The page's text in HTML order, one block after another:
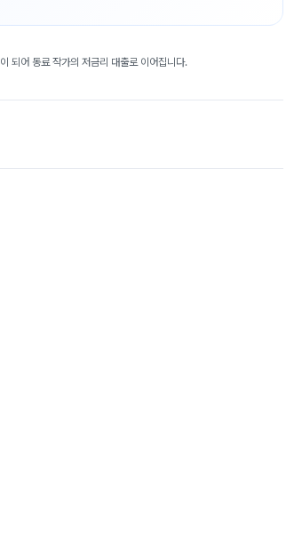
이 되어 동료 작가의 저금리 대출로 이어집니다.